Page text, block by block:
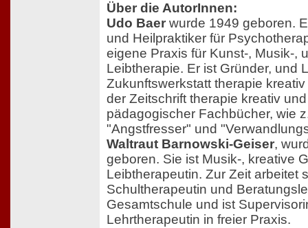
Über die AutorInnen:
Udo Baer wurde 1949 geboren.
und Heilpraktiker für
eigene Praxis für Kunst-, Musik-,
Leibtherapie. Er ist Gründer, und
Zukunftswerkstatt therapie
der Zeitschrift therapie kreativ
pädagogischer Fachbücher, wie
"Angstfresser" und
Waltraut Barnowski-Geiser,
geboren. Sie ist Musik-, kreative
Leibtherapeutin. Zur Zeit arbeitet
Schultherapeutin und
Gesamtschule und ist
Lehrtherapeutin in freier Praxis.